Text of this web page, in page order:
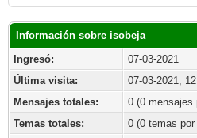
Información sobre isobeja
Ingresó:
07-03-2021
Última visita:
07-03-2021,
Mensajes totales:
0 (0 mensajes
Temas totales:
0 (0 temas